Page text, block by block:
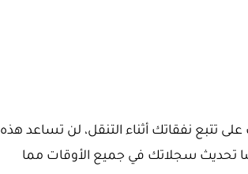
تتبع نفقاتك أثناء التنقل، لن تساعد هذه
تحديث سجلاتك في جميع الأوقات مما